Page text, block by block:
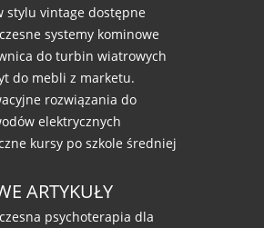
stylu vintage dostępne
systemy kominowe
do turbin wiatrowych
do mebli z marketu.
rozwiązania do
elektrycznych
kursy po szkole średniej
ARTYKUŁY
psychoterapia dla